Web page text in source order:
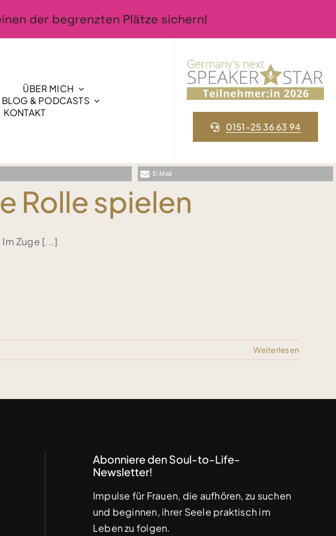
der begrenzten Plätze sichern!
ÜBER MICH
BLOG & PODCASTS
KONTAKT
0151-25 36 63 94
E-Mail
Rolle spielen
Zuge [...]
Weiterlesen
Abonniere den Soul-to-Life-
Newsletter!
Impulse für Frauen, die aufhören, zu suchen
und beginnen, ihrer Seele praktisch im
Leben zu folgen.